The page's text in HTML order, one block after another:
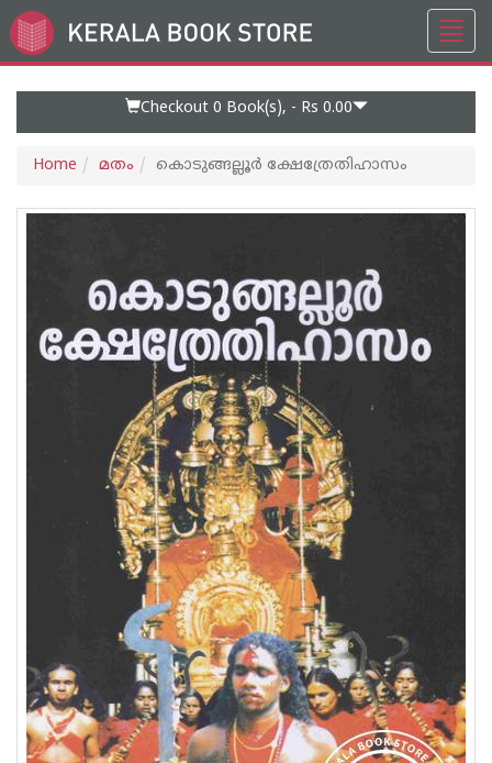
Go
to
Checkout 0 Book(s), - Rs 0.00
Home മതം കൊടുങ്ങല്ലൂർ ക്ഷേത്രേതിഹാസം